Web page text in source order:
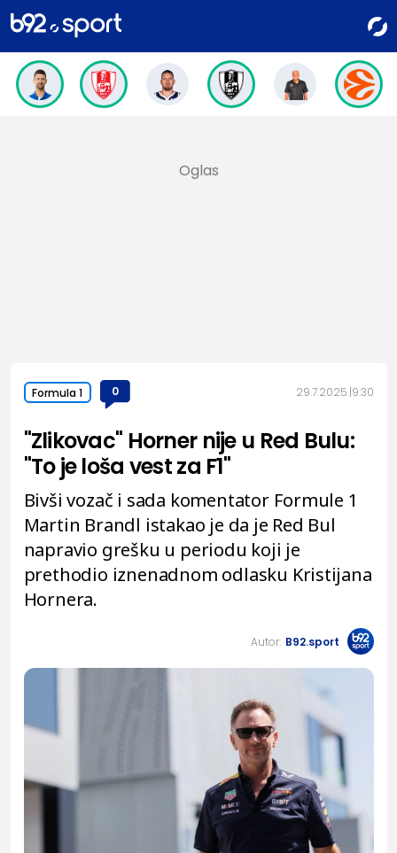
Formula 1 0 29.7.2025. 9:30
"Zlikovac" Horner nije u Red Bulu:
"To je loša vest za F1"
Bivši vozač i sada komentator Formule 1
Martin Brandl istakao je da je Red Bul
napravio grešku u periodu koji je
prethodio iznenadnom odlasku Kristijana
Hornera.
Autor: B92.sport